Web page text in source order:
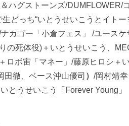
ハグストーンズ/
どっち“いとうせいこうとイト
カゴー「小倉フェス」 /ユース
の死体役)＋いとうせいこう、
ロボ宙「マネー」/藤原ヒロシ
田徹、ベース沖山優司 ） /岡村靖
とうせいこう「Forever Young